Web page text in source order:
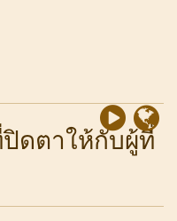
ดตาให้กับผู้ที่